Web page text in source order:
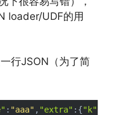
loader/UDF的用
行JSON（为了简
: "aaa" , "extra" :{"k"